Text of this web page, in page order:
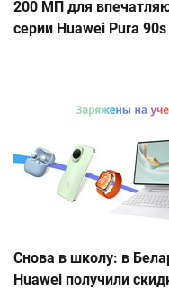
200 МП для
серии Huawei Pura
Снова в школу: в
Huawei получили